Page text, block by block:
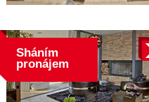
Sháním
pronájem